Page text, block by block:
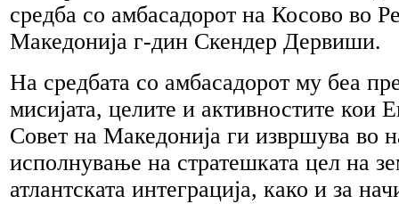
средба со амбасадорот на Косово во
Македонија г-дин Скендер Дервиши.
На средбата со амбасадорот му беа
мисијата, целите и активностите кои
Совет на Македонија ги извршува во
исполнување на стратешката цел на
атлантската интеграција, како и за